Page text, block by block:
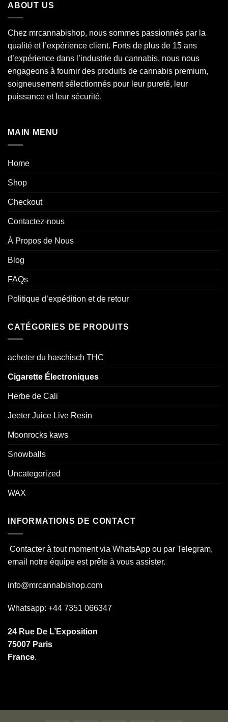
ABOUT US
Chez mrcannabishop, nous sommes passionnés par la
qualité et l’expérience client. Forts de plus de 15 ans
d’expérience dans l’industrie du cannabis, nous nous
engageons à fournir des produits de cannabis premium,
soigneusement sélectionnés pour leur pureté, leur
puissance et leur sécurité.
MAIN MENU
Home
Shop
Checkout
Contactez-nous
À Propos de Nous
Blog
FAQs
Politique d’expédition et de retour
CATÉGORIES DE PRODUITS
acheter du haschisch THC
Cigarette Électroniques
Herbe de Cali
Jeeter Juice Live Resin
Moonrocks kaws
Snowballs
Uncategorized
WAX
INFORMATIONS DE CONTACT
Contacter à tout moment via WhatsApp ou par Telegram,
email notre équipe est prête à vous assister.
info@mrcannabishop.com
Whatsapp: +44 7351 066347
24 Rue De L’Exposition
75007 Paris
France.